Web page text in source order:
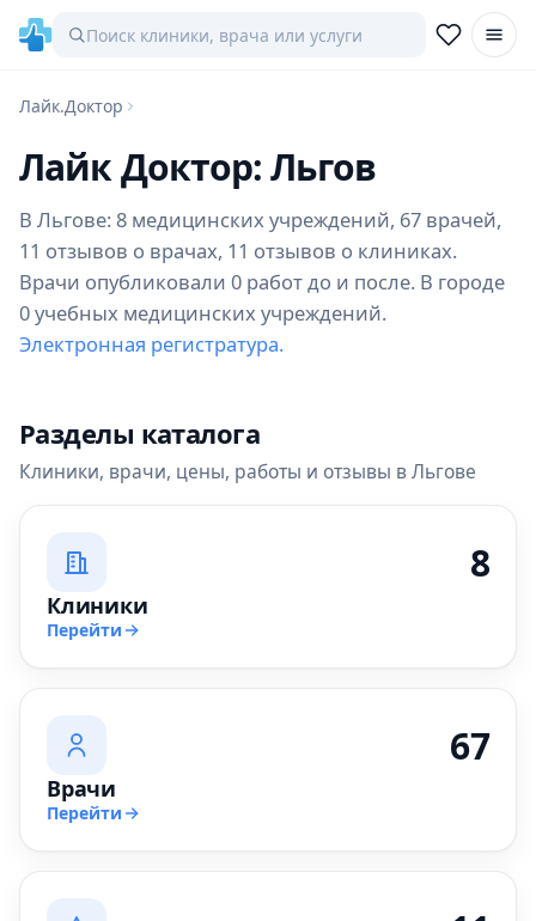
Лайк.Доктор
Лайк Доктор: Льгов
В Льгове: 8 медицинских учреждений, 67 врачей,
11 отзывов о врачах, 11 отзывов о клиниках.
Врачи опубликовали 0 работ до и после. В городе
0 учебных медицинских учреждений.
Электронная регистратура.
Разделы каталога
Клиники, врачи, цены, работы и отзывы в Льгове
8
Клиники
Перейти
67
Врачи
Перейти